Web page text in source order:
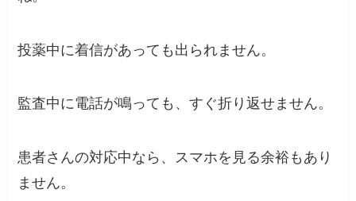
投薬中に着信があっても出られません。
監査中に電話が鳴っても、すぐ折り返せません。
患者さんの対応中なら、スマホを見る余裕もあり
ません。